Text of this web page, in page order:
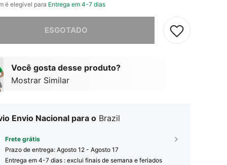
é elegível para Entrega em 4-7 dias
ESGOTADO
Você gosta desse produto?
Mostrar Similar
Envio Nacional para o Brazil
Frete grátis
Prazo de entrega: Agosto 12 - Agosto 17
Entrega em 4-7 dias : exclui finais de semana e feriados